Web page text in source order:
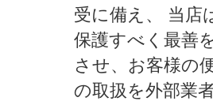
受に備え、 当店
保護すべく最善
させ、お客様の
の取扱を外部業